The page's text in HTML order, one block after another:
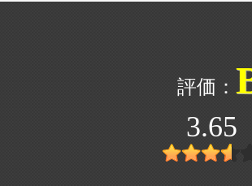
3.65